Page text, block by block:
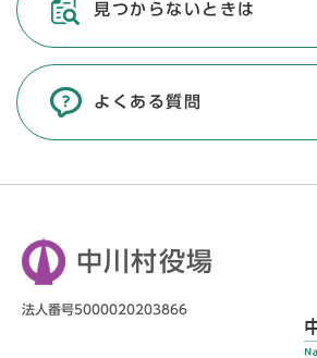
見つからないときは
よくある質問
中川村役場
法人番号5000020203866